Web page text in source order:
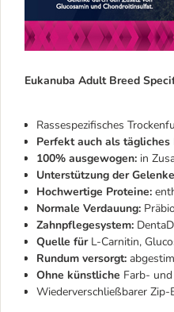
Eukanuba Adult Breed
Rassespezifisches
Perfekt auch als
100% ausgewogen: in
Unterstützung der
Hochwertige Proteine:
Normale Verdauung:
Zahnpflegesystem:
Quelle für L-Carnitin,
Rundum versorgt:
Ohne künstliche Farb-
Wiederverschließbarer Zip-